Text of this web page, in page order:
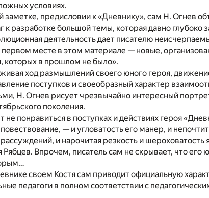
условиях.
заметке, предисловии к «Дневнику», сам Н. Огнев
к разработке большой темы, которая давно глубоко
деятельность дает писателю
первом месте в этом материале — новые,
которых в прошлом не было».
ход размышлений своего юного героя,
поступков и своеобразный характер
Н. Огнев рисует чрезвычайно интересный
поколения.
понравиться в поступках и действиях героя
— и угловатость его манер, и
и нарочитая резкость и шероховатость
Рябцев. Впрочем, писатель сам не скрывает, что
своем Костя сам приводит официальную
педагоги в полном соответствии с